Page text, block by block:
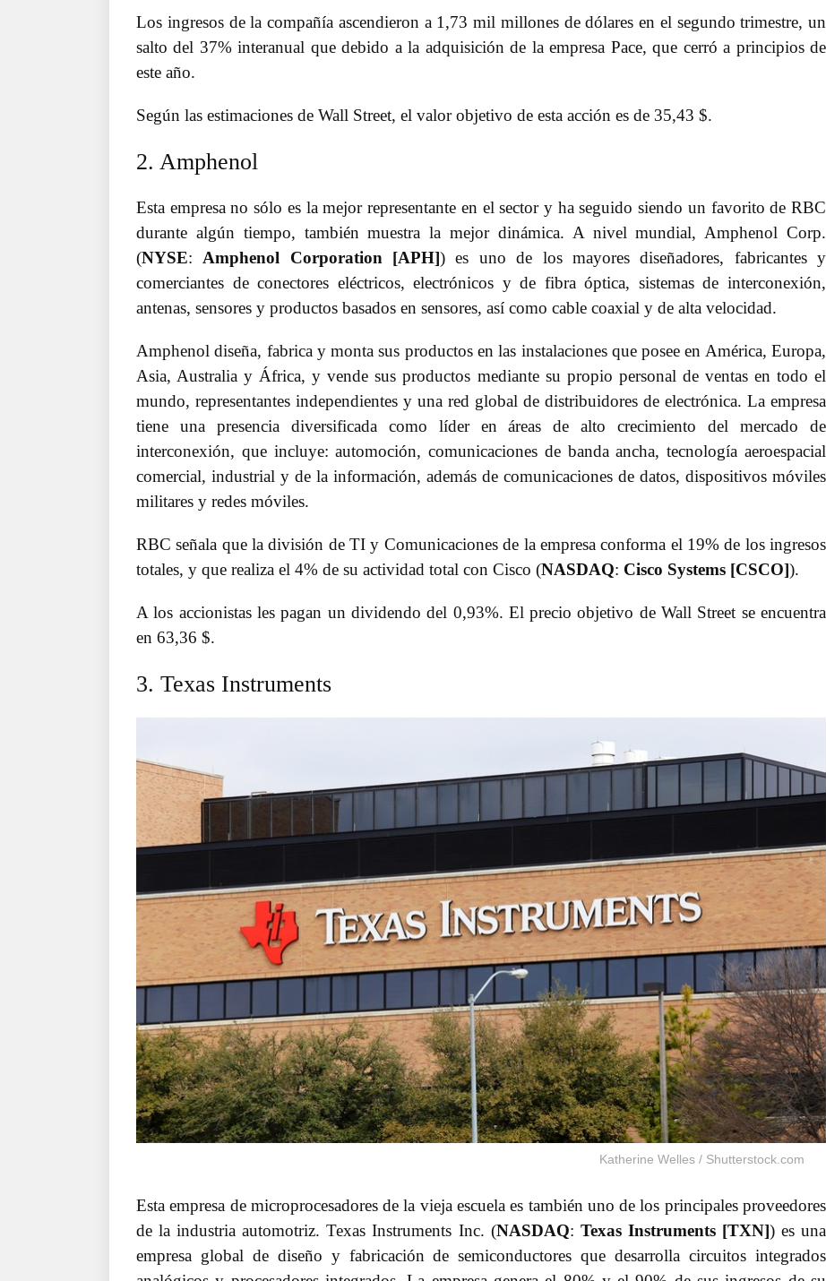
Los ingresos de la compañía ascendieron a 1,73 mil millones de dólares en el segundo trimestre, un
salto del 37% interanual que debido a la adquisición de la empresa Pace, que cerró a principios de
este año.
Según las estimaciones de Wall Street, el valor objetivo de esta acción es de 35,43 $.
2. Amphenol
Esta empresa no sólo es la mejor representante en el sector y ha seguido siendo un favorito de RBC
durante algún tiempo, también muestra la mejor dinámica. A nivel mundial, Amphenol Corp.
(NYSE:Amphenol Corporation [APH]) es uno de los mayores diseñadores, fabricantes y
comerciantes de conectores eléctricos, electrónicos y de fibra óptica, sistemas de interconexión,
antenas, sensores y productos basados ​​en sensores, así como cable coaxial y de alta velocidad.
Amphenol diseña, fabrica y monta sus productos en las instalaciones que posee en América, Europa,
Asia, Australia y África, y vende sus productos mediante su propio personal de ventas en todo el
mundo, representantes independientes y una red global de distribuidores de electrónica. La empresa
tiene una presencia diversificada como líder en áreas de alto crecimiento del mercado de
interconexión, que incluye: automoción, comunicaciones de banda ancha, tecnología aeroespacial
comercial, industrial y de la información, además de comunicaciones de datos, dispositivos móviles
militares y redes móviles.
RBC señala que la división de TI y Comunicaciones de la empresa conforma el 19% de los ingresos
totales, y que realiza el 4% de su actividad total con Cisco (NASDAQ: Cisco Systems [CSCO]).
A los accionistas les pagan un dividendo del 0,93%. El precio objetivo de Wall Street se encuentra
en 63,36 $.
3. Texas Instruments
Katherine Welles / Shutterstock.com
Esta empresa de microprocesadores de la vieja escuela es también uno de los principales proveedores
de la industria automotriz. Texas Instruments Inc. (NASDAQ: Texas Instruments [TXN]) es una
empresa global de diseño y fabricación de semiconductores que desarrolla circuitos integrados